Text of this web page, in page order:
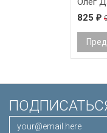
825 ₽